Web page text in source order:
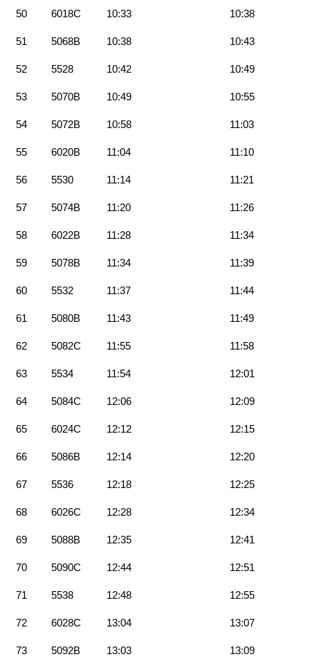
50 6018C 10:33 10:38
51 5068B 10:38 10:43
52 5528 10:42 10:49
53 5070B 10:49 10:55
54 5072B 10:58 11:03
55 6020B 11:04 11:10
56 5530 11:14 11:21
57 5074B 11:20 11:26
58 6022B 11:28 11:34
59 5078B 11:34 11:39
60 5532 11:37 11:44
61 5080B 11:43 11:49
62 5082C 11:55 11:58
63 5534 11:54 12:01
64 5084C 12:06 12:09
65 6024C 12:12 12:15
66 5086B 12:14 12:20
67 5536 12:18 12:25
68 6026C 12:28 12:34
69 5088B 12:35 12:41
70 5090C 12:44 12:51
71 5538 12:48 12:55
72 6028C 13:04 13:07
73 5092B 13:03 13:09